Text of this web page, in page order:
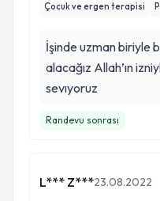
Çocuk ve ergen terapisi
İşinde uzman biriyle
alacağız Allah’ın
sevıyoruz
Randevu sonrası
L*** Z***23.08.2022